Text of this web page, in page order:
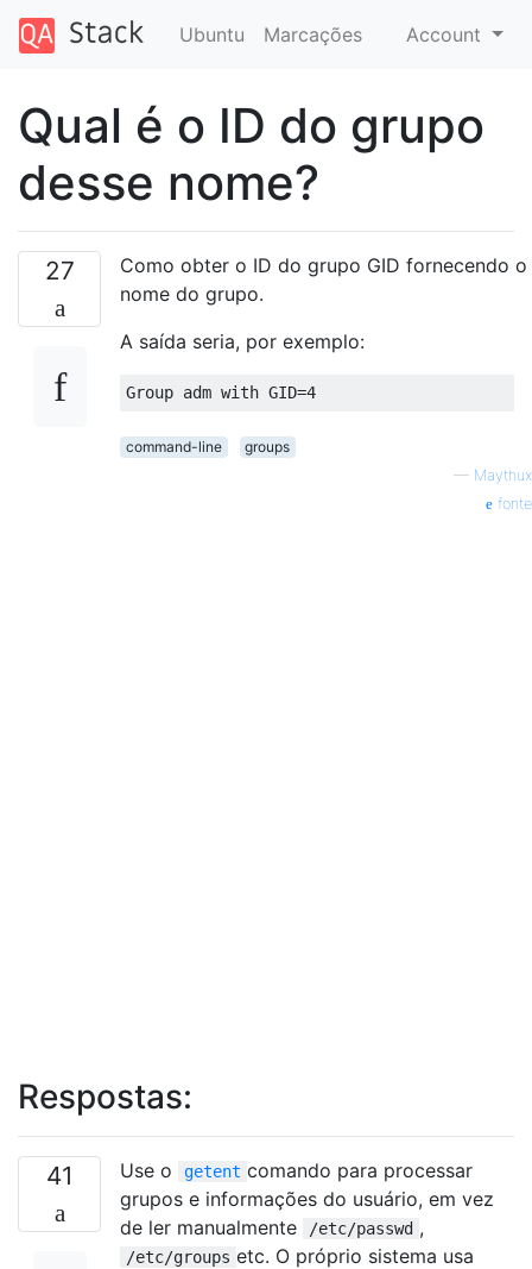
Ubuntu Marcações Account
Qual é o ID do grupo
desse nome?
27
Como obter o ID do grupo GID fornecendo o
nome do grupo.
A saída seria, por exemplo:
command-line
groups
— Maythux
fonte
Respostas:
41 Use o getent comando para processar
grupos e informações do usuário, em vez
de ler manualmente
/etc/passwd ,
/etc/groups etc. O próprio sistema usa